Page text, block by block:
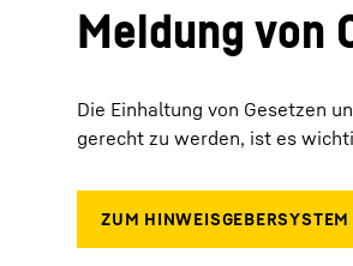
Meldung von
Die Einhaltung von Gesetzen
gerecht zu werden, ist es